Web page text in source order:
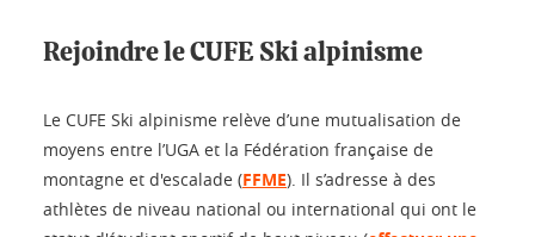
Rejoindre le CUFE Ski alpinisme
Le CUFE Ski alpinisme relève d’une mutualisation de
moyens entre l’UGA et la Fédération française de
montagne et d'escalade (FFME). Il s’adresse à des
athlètes de niveau national ou international qui ont le